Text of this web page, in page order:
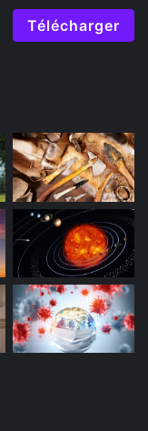
Télécharger